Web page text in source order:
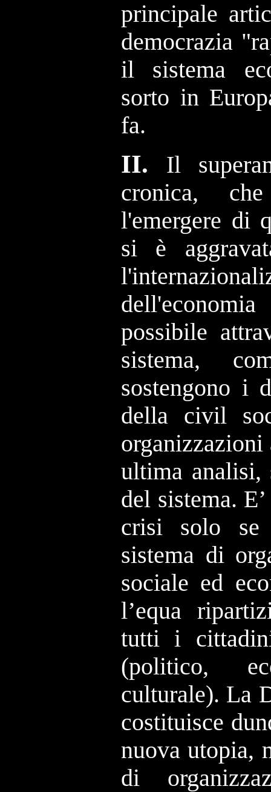
principale
democrazia
il sistema
sorto in
fa.
II. Il
cronica,
l'emergere di
si è
possibile
sistema,
sostengono i
della civil
ultima analisi,
del sistema.
crisi solo
sistema di
sociale ed
l’equa
tutti i
(politico,
culturale). La
costituisce
nuova utopia,
di